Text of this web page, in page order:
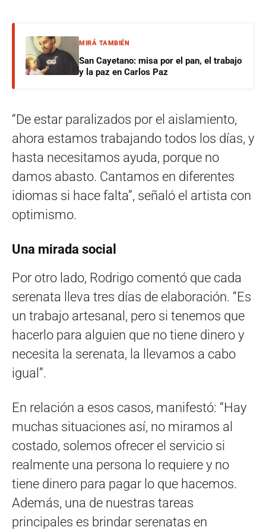
MIRÁ TAMBIÉN
San Cayetano: misa por el pan, el trabajo
y la paz en Carlos Paz
“De estar paralizados por el aislamiento,
ahora estamos trabajando todos los días, y
hasta necesitamos ayuda, porque no
damos abasto. Cantamos en diferentes
idiomas si hace falta”, señaló el artista con
optimismo.
Una mirada social
Por otro lado, Rodrigo comentó que cada
serenata lleva tres días de elaboración. “Es
un trabajo artesanal, pero si tenemos que
hacerlo para alguien que no tiene dinero y
necesita la serenata, la llevamos a cabo
igual”.
En relación a esos casos, manifestó: “Hay
muchas situaciones así, no miramos al
costado, solemos ofrecer el servicio si
realmente una persona lo requiere y no
tiene dinero para pagar lo que hacemos.
Además, una de nuestras tareas
principales es brindar serenatas en